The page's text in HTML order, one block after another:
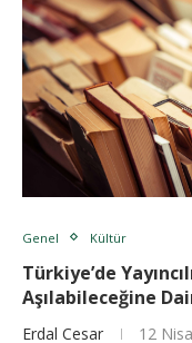
Genel Kültür
Türkiye’de
Aşılabileceğine
Erdal Cesar 12